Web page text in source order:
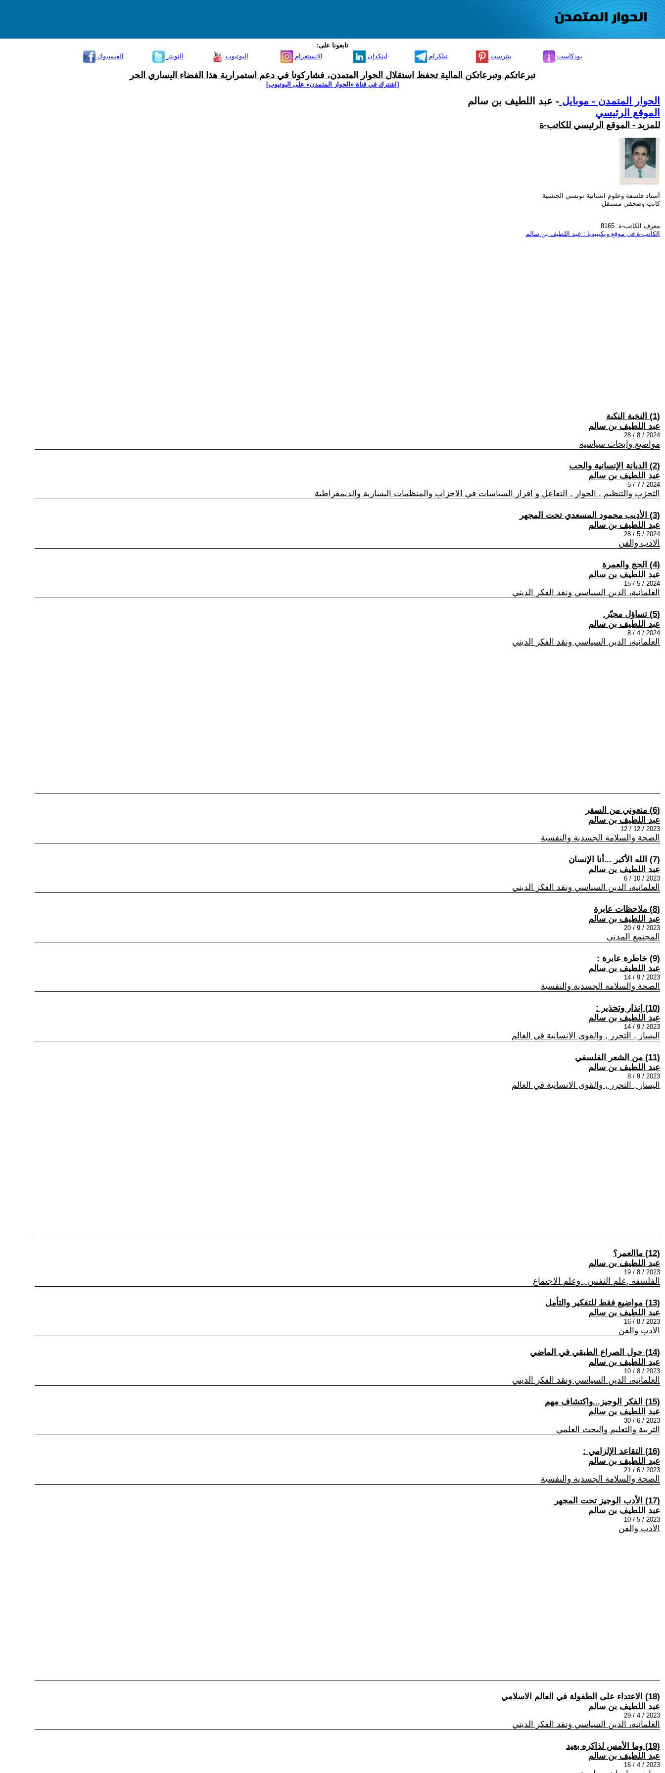
تابعونا على:
الفيسبوك
التويتر اليوتيوب الانستغرام لينكدإن تيلكرام بنترست بودكاست
تبرعاتكم وتبرعاتكن المالية تحفظ استقلال الحوار المتمدن، فشاركونا في دعم استمرارية هذا الفضاء اليساري الحر
[اشترك في قناة ‫«الحوار المتمدن» على اليوتيوب]
الحوار المتمدن - موبايل - عبد اللطيف بن سالم
الموقع الرئيسي
للمزيد - الموقع الرئيسي للكاتب-ة
أستاذ فلسفة وعلوم انسانية تونسي الجنسية
كاتب وصحفي مستقل
معرف الكاتب-ة: 8165
الكاتب-ة في موقع ويكيبيديا : عبد اللطيف بن سالم
(1) النخبة النكبة
عبد اللطيف بن سالم
2024 / 8 / 28
مواضيع وابحاث سياسية
(2) الديانة الإنسانية والحب
عبد اللطيف بن سالم
2024 / 7 / 5
التحزب والتنظيم , الحوار , التفاعل و اقرار السياسات في الاحزاب والمنظمات اليسارية والديمقراطية
(3) الأديب محمود المسعدي تحت المجهر
عبد اللطيف بن سالم
2024 / 5 / 28
الادب والفن
(4) الحج والعمرة
عبد اللطيف بن سالم
2024 / 5 / 15
العلمانية، الدين السياسي ونقد الفكر الديني
(5) تساؤل محيّر.
عبد اللطيف بن سالم
2024 / 4 / 8
العلمانية، الدين السياسي ونقد الفكر الديني
(6) منعوني من السفر
عبد اللطيف بن سالم
2023 / 12 / 12
الصحة والسلامة الجسدية والنفسية
(7) الله الأكبر ...أنا الإنسان
عبد اللطيف بن سالم
2023 / 10 / 6
العلمانية، الدين السياسي ونقد الفكر الديني
(8) ملاحظات عابرة
عبد اللطيف بن سالم
2023 / 9 / 20
المجتمع المدني
(9) خاطرة عابرة :
عبد اللطيف بن سالم
2023 / 9 / 14
الصحة والسلامة الجسدية والنفسية
(10) إنذار وتحذير :
عبد اللطيف بن سالم
2023 / 9 / 14
اليسار , التحرر , والقوى الانسانية في العالم
(11) من الشعر الفلسفي
عبد اللطيف بن سالم
2023 / 9 / 8
اليسار , التحرر , والقوى الانسانية في العالم
(12) ماالعمر؟
عبد اللطيف بن سالم
2023 / 8 / 19
الفلسفة ,علم النفس , وعلم الاجتماع
(13) مواضيع فقط للتفكير والتأمل
عبد اللطيف بن سالم
2023 / 8 / 16
الادب والفن
(14) حول الصراع الطبقي في الماضي
عبد اللطيف بن سالم
2023 / 8 / 10
العلمانية، الدين السياسي ونقد الفكر الديني
(15) الفكر الوجيز...واكتشاف مهم
عبد اللطيف بن سالم
2023 / 6 / 30
التربية والتعليم والبحث العلمي
(16) التقاعد الإلزامي :
عبد اللطيف بن سالم
2023 / 6 / 21
الصحة والسلامة الجسدية والنفسية
(17) الأدب الوجيز تحت المجهر
عبد اللطيف بن سالم
2023 / 5 / 10
الادب والفن
(18) الاعتداء على الطفولة في العالم الاسلامي
عبد اللطيف بن سالم
2023 / 4 / 29
العلمانية، الدين السياسي ونقد الفكر الديني
(19) وما الأمس لذاكره بعيد
عبد اللطيف بن سالم
2023 / 4 / 16